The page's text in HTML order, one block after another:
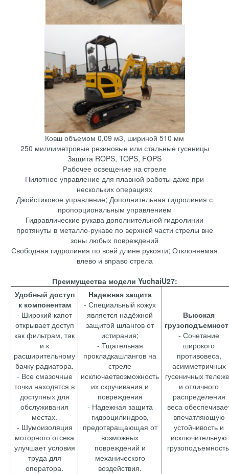
Ковш объемом 0,09 м3, шириной 510 мм
250 миллиметровые резиновые или стальные гусеницы
Защита ROPS, TOPS, FOPS
Рабочее освещение на стреле
Пилотное управление для плавной работы даже при
нескольких операциях
Джойстиковое управление; Дополнительная гидролиния с
пропорциональным управлением
Гидравлические рукава дополнительной гидролинии
протянуты в металло-рукаве по верхней части стрелы вне
зоны любых повреждений
Свободная гидролиния по всей длине рукояти; Отклоняемая
влево и вправо стрела
Преимущества модели YuchaiU27:
Удобный доступ
к компонентам
- Широкий капот
открывает доступ
как фильтрам, так
и к
расширительному
бачку радиатора.
- Все смазочные
точки находятся в
доступных для
обслуживания
местах.
- Шумоизоляция
моторного отсека
улучшает условия
труда для
оператора.
Надежная защита
- Специальный кожух
является надёжной
защитой шлангов от
истирания;
- Тщательная
прокладкашлангов на
стреле
исключаетвозможность
их скручивания и
повреждения
- Надежная защита
гидроцилиндров,
предотвращающая от
возможных
повреждений и
механического
воздействия.
Высокая
- Сочетание
широкого
противовеса,
асимметричных
гусеничных
и отличного
распределения
веса
впечатляющую
устойчивость и
исключительную